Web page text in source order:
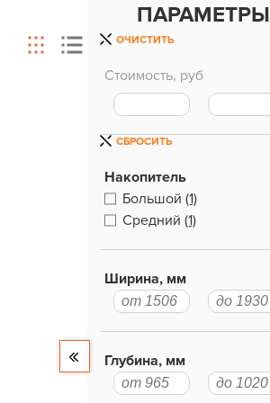
ПАРАМЕТРЫ
ОЧИСТИТЬ
Стоимость, руб
СБРОСИТЬ
Накопитель
Большой (1)
Средний (1)
Ширина, мм
Глубина, мм